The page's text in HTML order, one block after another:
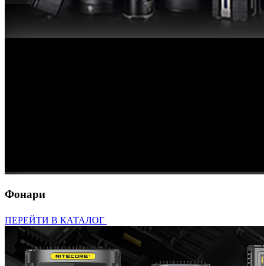
Фонари
ПЕРЕЙТИ В КАТАЛОГ